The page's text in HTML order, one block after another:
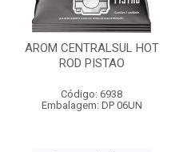
AROM CENTRALSUL HOT
ROD PISTAO
Código: 6938
Embalagem: DP 06UN